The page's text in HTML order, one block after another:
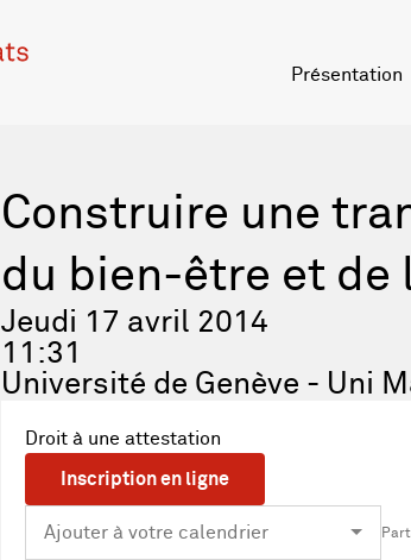
Présentation
Construire une
du bien-être et de
Jeudi 17 avril 2014
11:31
Université de Genève - Uni
Droit à une attestation
Inscription en ligne